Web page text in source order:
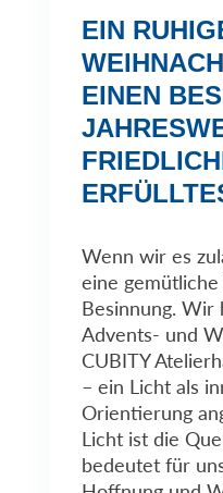
EIN
EINEN
Wenn wir es
eine
Besinnung. Wir
Advents- und
CUBITY
– ein Licht als
Orientierung
Licht ist die
bedeutet für